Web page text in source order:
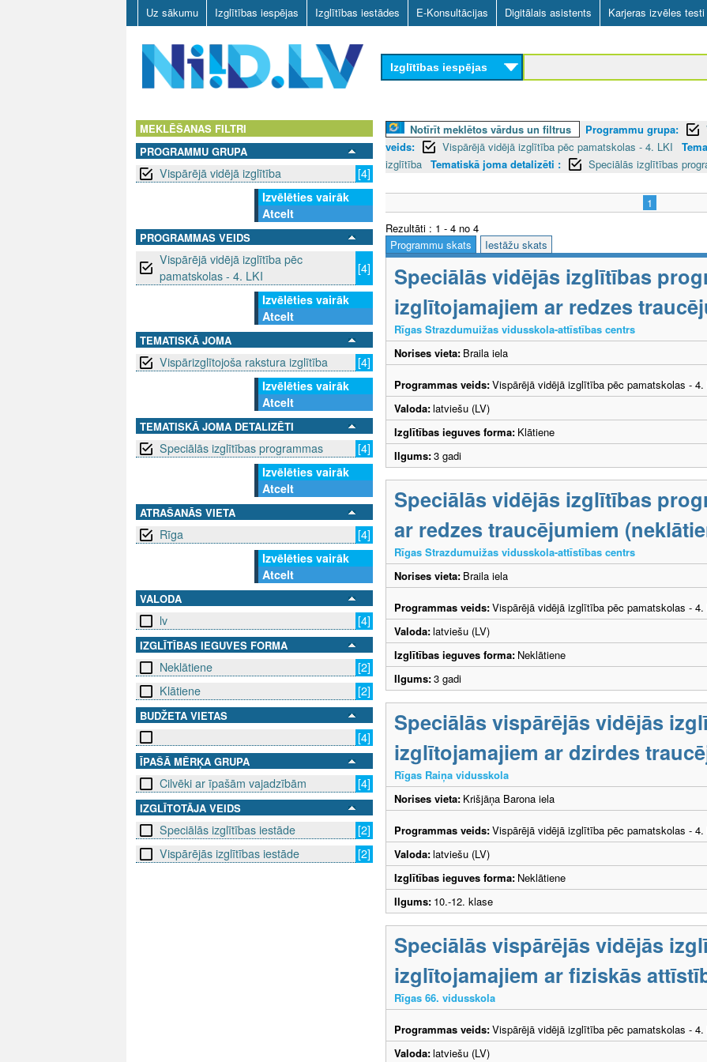
Skip
to
main
content
Uz sākumu Izglītības iespējas Izglītības iestādes E-Konsultācijas Digitālais asistents Karjeras izvēles testi
V
Izglītības iespējas
MEKLĒŠANAS FILTRI
PROGRAMMU GRUPA
Vispārējā vidējā izglītība
[4]
Izvēlēties vairāk
Atcelt
PROGRAMMAS VEIDS
Vispārējā vidējā izglītība pēc
pamatskolas - 4. LKI
[4]
Izvēlēties vairāk
Atcelt
TEMATISKĀ JOMA
Vispārizglītojoša rakstura izglītība
[4]
Izvēlēties vairāk
Atcelt
TEMATISKĀ JOMA DETALIZĒTI
Speciālās izglītības programmas
[4]
Izvēlēties vairāk
Atcelt
ATRAŠANĀS VIETA
Rīga
[4]
Izvēlēties vairāk
Atcelt
VALODA
lv [4]
IZGLĪTĪBAS IEGUVES FORMA
Neklātiene
[2]
Klātiene
[2]
BUDŽETA VIETAS
[4]
ĪPAŠĀ MĒRĶA GRUPA
Cilvēki ar īpašām vajadzībām [4]
IZGLĪTOTĀJA VEIDS
Speciālās izglītības iestāde
[2]
Vispārējās izglītības iestāde
[2]
Notīrīt meklētos vārdus un filtrus Programmu grupa:
veids:
Vispārējā vidējā izglītība pēc pamatskolas - 4. LKI
izglītība Tematiskā joma detalizēti : Speciālās izglītības
1
Rezultāti : 1 - 4 no 4
Programmu skats
Iestāžu skats
Speciālās vidējās izglītības
izglītojamajiem ar redzes
Rīgas Strazdumuižas vidusskola-attīstības centrs
Norises vieta: Braila iela
Programmas veids:Vispārējā vidējā izglītība pēc pamatskolas -
Valoda:latviešu (LV)
Izglītības ieguves forma: Klātiene
Ilgums:3 gadi
Speciālās vidējās izglītības
ar redzes traucējumiem
Rīgas Strazdumuižas vidusskola-attīstības centrs
Norises vieta: Braila iela
Programmas veids:Vispārējā vidējā izglītība pēc pamatskolas -
Valoda:latviešu (LV)
Izglītības ieguves forma: Neklātiene
Ilgums:3 gadi
Speciālās vispārējās vidējās
izglītojamajiem ar dzirdes
Rīgas Raiņa vidusskola
Norises vieta: Krišjāņa Barona iela
Programmas veids:Vispārējā vidējā izglītība pēc pamatskolas -
Valoda:latviešu (LV)
Izglītības ieguves forma: Neklātiene
Ilgums: 10.-12. klase
Speciālās vispārējās vidējās
izglītojamajiem ar fiziskās
Rīgas 66. vidusskola
Programmas veids:Vispārējā vidējā izglītība pēc pamatskolas -
Valoda:latviešu (LV)